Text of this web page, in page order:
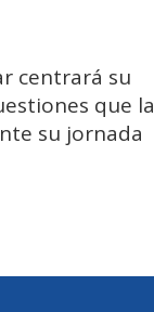
centrará su
que la
su jornada